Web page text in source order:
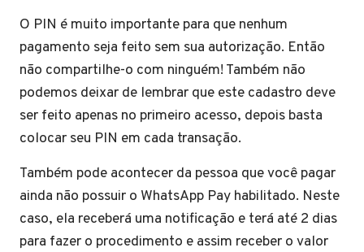
O PIN é muito importante para que nenhum
pagamento seja feito sem sua autorização. Então
não compartilhe-o com ninguém! Também não
podemos deixar de lembrar que este cadastro deve
ser feito apenas no primeiro acesso, depois basta
colocar seu PIN em cada transação.
Também pode acontecer da pessoa que você pagar
ainda não possuir o WhatsApp Pay habilitado. Neste
caso, ela receberá uma notificação e terá até 2 dias
para fazer o procedimento e assim receber o valor